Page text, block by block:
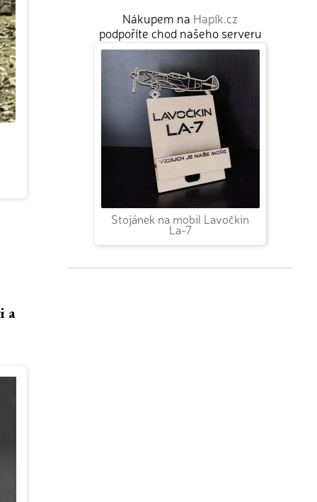
a
Nákupem na Hapík.cz
podpoříte chod našeho serveru
Stojánek na mobil Lavočkin
La-7